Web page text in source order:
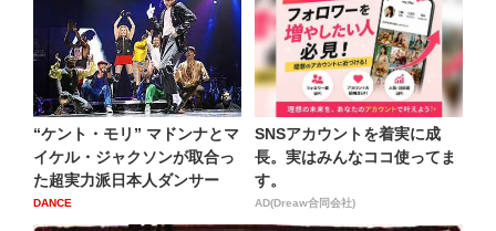
“ケント・モリ” マドンナとマ
イケル・ジャクソンが取合っ
た超実力派日本人ダンサー
DANCE
SNSアカウントを着実に成
長。実はみんなココ使ってま
す。
AD(Dreaw合同会社)